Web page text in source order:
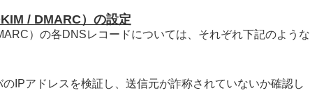
/ DMARC）の設定
）の各DNSレコードについては、それぞれ下記のような
のIPアドレスを検証し、送信元が詐称されていないか確認し